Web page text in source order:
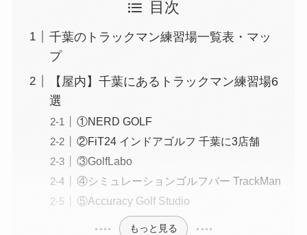
目次
千葉のトラックマン練習場一覧表・マッ
プ
【屋内】千葉にあるトラックマン練習場6
選
①NERD GOLF
②FiT24 インドアゴルフ 千葉に3店舗
③GolfLabo
④シミュレーションゴルフバー TrackMan
⑤Accuracy Golf Studio
もっと見る